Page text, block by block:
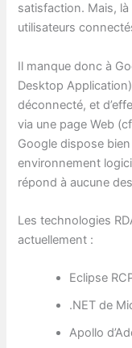
satisfaction. Mais,
utilisateurs
Il manque donc à
Desktop
déconnecté, et
via une page Web
Google dispose
environnement
répond à aucune
Les technologies
actuellement :
Eclipse
.NET de
Apollo